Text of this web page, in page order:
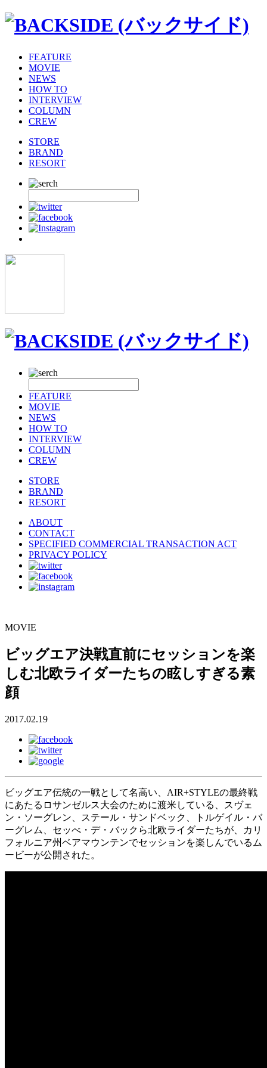
FEATURE
MOVIE
NEWS
HOW TO
INTERVIEW
COLUMN
CREW
STORE
BRAND
RESORT
FEATURE
MOVIE
NEWS
HOW TO
INTERVIEW
COLUMN
CREW
STORE
BRAND
RESORT
ABOUT
CONTACT
SPECIFIED COMMERCIAL TRANSACTION ACT
PRIVACY POLICY
MOVIE
ビッグエア決戦直前にセッションを楽
しむ北欧ライダーたちの眩しすぎる素
顔
2017.02.19
ビッグエア伝統の一戦として名高い、AIR+STYLEの最終戦
にあたるロサンゼルス大会のために渡米している、スヴェ
ン・ソーグレン、ステール・サンドベック、トルゲイル・バ
ーグレム、セッべ・デ・バックら北欧ライダーたちが、カリ
フォルニア州ベアマウンテンでセッションを楽しんでいるム
ービーが公開された。